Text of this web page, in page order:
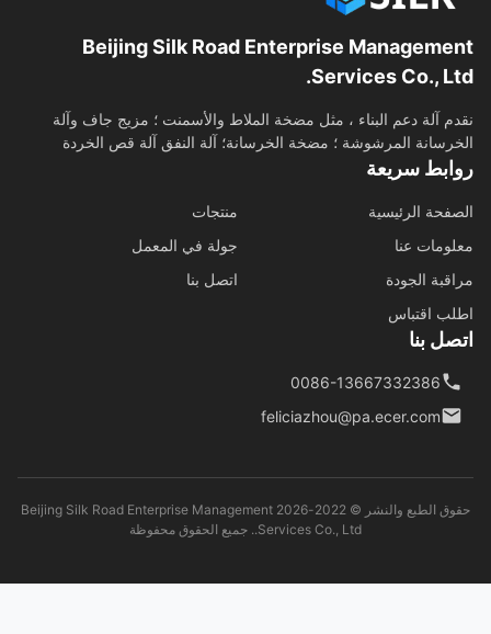
Beijing Silk Road Enterprise
Services Co.,
آلة دعم البناء ، مثل مضخة الملاط والأسمنت ؛ مزيج جاف وآلة
المرشوشة ؛ مضخة الخرسانة؛ آلة النفق آلة قص الخردة
سريعة
الرئيسية
منتجات
عنا
جولة في المعمل
الجودة
اتصل بنا
اقتباس
بنا
0086-13667332386
feliciazhou@pa.ecer.com
حقوق الطبع والنشر © 2022-2026 Beijing Silk Road Enterprise Management
Services Co., Ltd.. جميع الحقوق محفوظة